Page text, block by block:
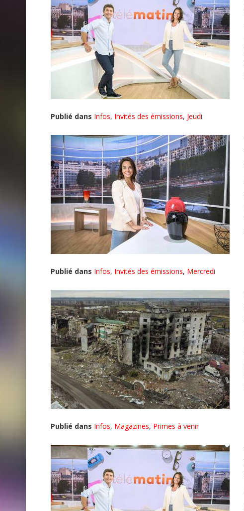
Publié dans Infos, Invités des émissions, Jeudi
Publié dans Infos, Invités des émissions, Mercredi
Publié dans Infos, Magazines, Primes à venir